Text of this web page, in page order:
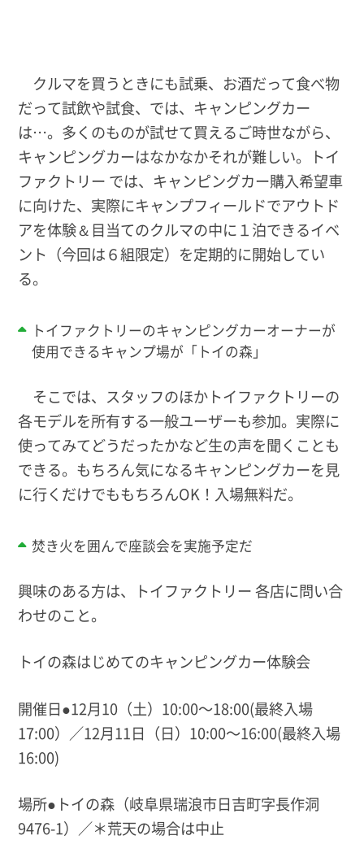
クルマを買うときにも試乗、お酒だって食べ物
だって試飲や試食、では、キャンピングカー
は…。多くのものが試せて買えるご時世ながら、
キャンピングカーはなかなかそれが難しい。トイ
ファクトリー では、キャンピングカー購入希望車
に向けた、実際にキャンプフィールドでアウトド
アを体験＆目当てのクルマの中に１泊できるイベ
ント（今回は６組限定）を定期的に開始してい
る。
トイファクトリーのキャンピングカーオーナーが
使用できるキャンプ場が「トイの森」
そこでは、スタッフのほかトイファクトリーの
各モデルを所有する一般ユーザーも参加。実際に
使ってみてどうだったかなど生の声を聞くことも
できる。もちろん気になるキャンピングカーを見
に行くだけでももちろんOK！入場無料だ。
焚き火を囲んで座談会を実施予定だ
興味のある方は、トイファクトリー 各店に問い合
わせのこと。
トイの森はじめてのキャンピングカー体験会
開催日●12月10（土）10:00〜18:00(最終入場
17:00）／12月11日（日）10:00〜16:00(最終入場
16:00)
場所●トイの森（岐阜県瑞浪市日吉町字長作洞
9476-1）／＊荒天の場合は中止